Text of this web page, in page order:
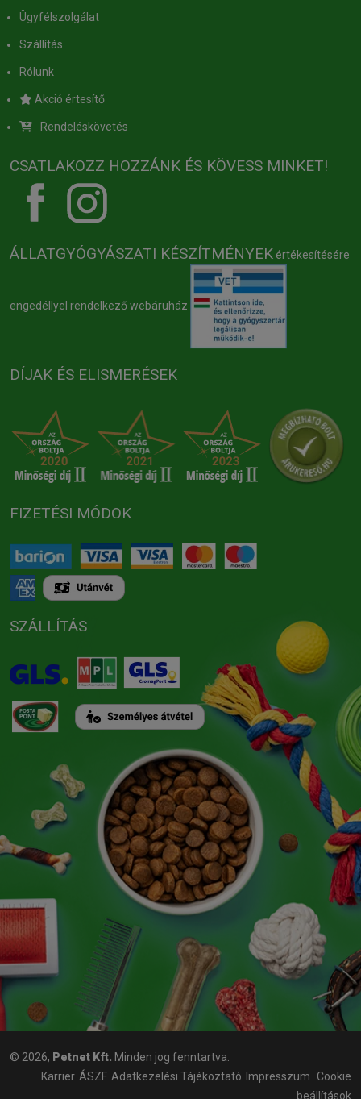
Ügyfélszolgálat
Szállítás
Rólunk
Akció értesítő
Rendeléskövetés
CSATLAKOZZ HOZZÁNK ÉS KÖVESS MINKET!
ÁLLATGYÓGYÁSZATI KÉSZÍTMÉNYEK értékesítésére
engedéllyel rendelkező webáruház
DÍJAK ÉS ELISMERÉSEK
FIZETÉSI MÓDOK
SZÁLLÍTÁS
© 2026, Petnet Kft. Minden jog fenntartva.
Karrier ÁSZF Adatkezelési Tájékoztató Impresszum
Cookie
beállítások